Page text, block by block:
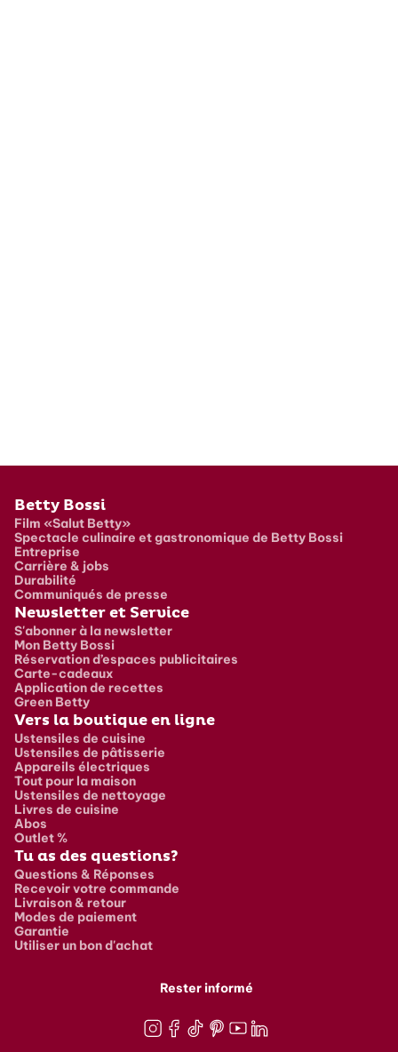
Pied de page
Betty Bossi
Film «Salut Betty»
Spectacle culinaire et gastronomique de Betty Bossi
Entreprise
Carrière & jobs
Durabilité
Communiqués de presse
Newsletter et Service
S'abonner à la newsletter
Mon Betty Bossi
Réservation d’espaces publicitaires
Carte-cadeaux
Application de recettes
Green Betty
Vers la boutique en ligne
Ustensiles de cuisine
Ustensiles de pâtisserie
Appareils électriques
Tout pour la maison
Ustensiles de nettoyage
Livres de cuisine
Abos
Outlet %
Tu as des questions?
Questions & Réponses
Recevoir votre commande
Livraison & retour
Modes de paiement
Garantie
Utiliser un bon d'achat
Rester informé